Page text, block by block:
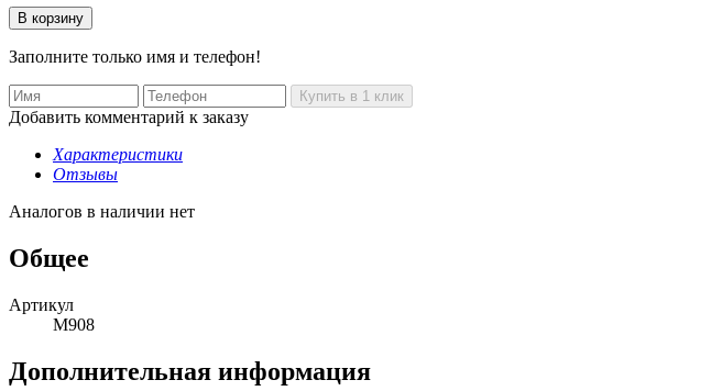
Заполните только имя и телефон!
Добавить комментарий к заказу
Характеристики
Отзывы
Аналогов в наличии нет
Общее
Артикул
M908
Дополнительная информация